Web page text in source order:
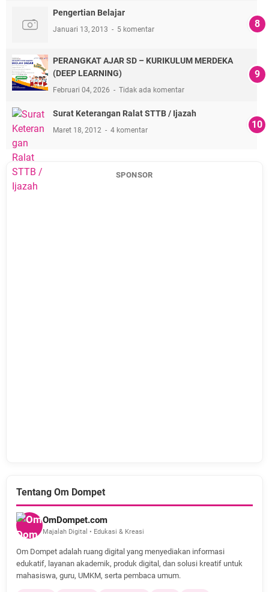
Pengertian Belajar
Januari 13, 2013 5 komentar
PERANGKAT AJAR SD – KURIKULUM MERDEKA
(DEEP LEARNING)
Februari 04, 2026 Tidak ada komentar
Surat Keterangan Ralat STTB / Ijazah
Maret 18, 2012 4 komentar
SPONSOR
Tentang Om Dompet
OmDompet.com
Majalah Digital • Edukasi & Kreasi
Om Dompet adalah ruang digital yang menyediakan informasi
edukatif, layanan akademik, produk digital, dan solusi kreatif untuk
mahasiswa, guru, UMKM, serta pembaca umum.